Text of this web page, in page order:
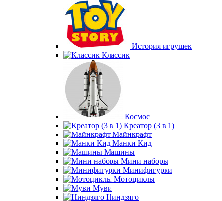
История игрушек
Классик
Космос
Креатор (3 в 1)
Майнкрафт
Манки Кид
Машины
Мини наборы
Минифигурки
Мотоциклы
Муви
Ниндзяго